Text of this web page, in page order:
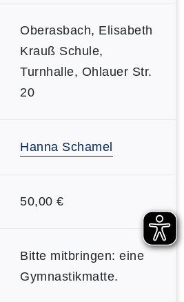
Oberasbach, Elisabeth
Krauß Schule,
Turnhalle, Ohlauer Str.
20
Hanna Schamel
50,00 €
Bitte mitbringen: eine
Gymnastikmatte.